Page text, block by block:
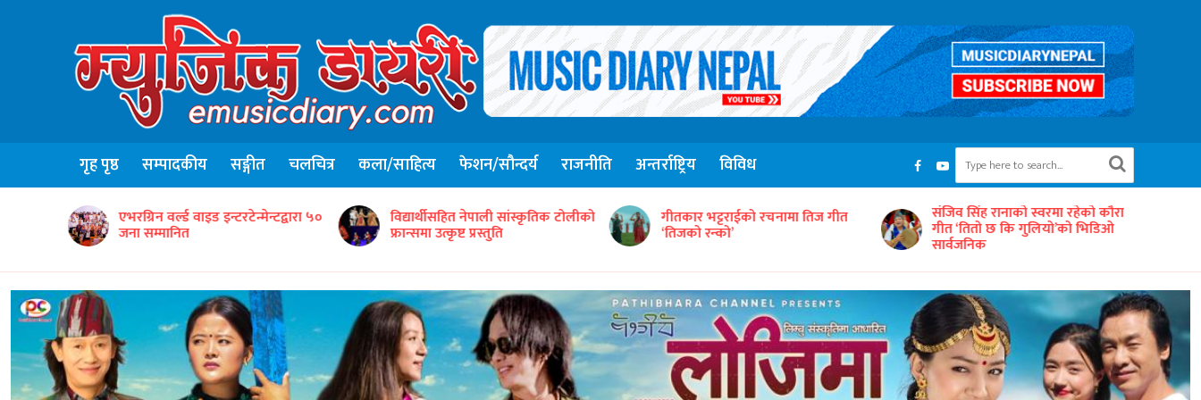
गृह पृष्ठ सम्पादकीय सङ्गीत चलचित्र कला/साहित्य फेशन/सौन्दर्य राजनीति अन्तर्राष्ट्रिय विविध
विद्यार्थीसहित नेपाली सांस्कृतिक टोलीको
फ्रान्समा उत्कृष्ट प्रस्तुति
गीतकार भट्टराईको रचनामा तिज गीत
‘तिजको रन्को’
संजिव सिंह रानाको स्वरमा रहेको कौरा
गीत ‘तितो छ कि गुलियो’को भिडिओ
सार्वजनिक
‘समयको धुनः अधुरो सारङ्गी’ छायाङ्कनको
तयारीमा